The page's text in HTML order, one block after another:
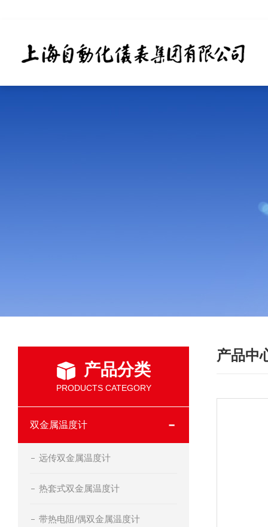
产品分类
PRODUCTS CATEGORY
双金属温度计
远传双金属温度计
热套式双金属温度计
带热电阻/偶双金属温度计
产品中